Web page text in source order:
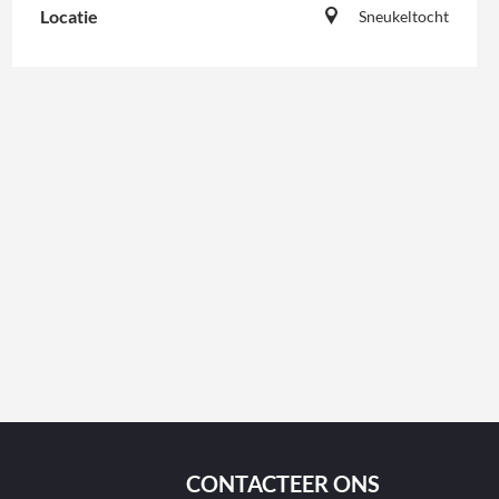
Locatie Sneukeltocht
CONTACTEER ONS